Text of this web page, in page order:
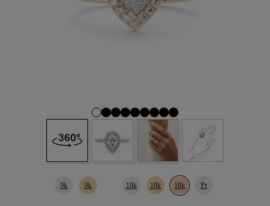
9k 9k 18k 18k 18k Pt